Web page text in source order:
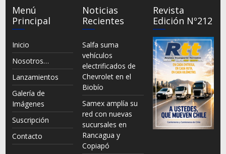
Menú
Principal
Inicio
Nosotros…
Lanzamientos
Galería de
Imágenes
Suscripción
Contacto
Noticias
Recientes
Salfa suma
vehículos
electrificados de
Chevrolet en el
Biobío
Samex amplía su
red con nuevas
sucursales en
Rancagua y
Copiapó
Revista
Edición Nº212